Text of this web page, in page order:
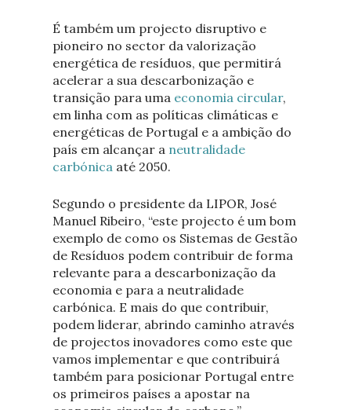
É também um projecto disruptivo e
pioneiro no sector da valorização
energética de resíduos, que permitirá
acelerar a sua descarbonização e
transição para uma economia circular,
em linha com as políticas climáticas e
energéticas de Portugal e a ambição do
país em alcançar a neutralidade
carbónica até 2050.
Segundo o presidente da LIPOR, José
Manuel Ribeiro, “este projecto é um bom
exemplo de como os Sistemas de Gestão
de Resíduos podem contribuir de forma
relevante para a descarbonização da
economia e para a neutralidade
carbónica. E mais do que contribuir,
podem liderar, abrindo caminho através
de projectos inovadores como este que
vamos implementar e que contribuirá
também para posicionar Portugal entre
os primeiros países a apostar na